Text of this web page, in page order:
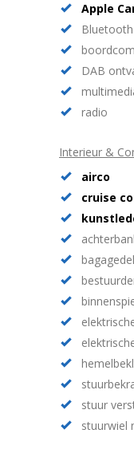
Apple
DAB
radio
Interieur &
airco
cruise
stuur
stuurwiel